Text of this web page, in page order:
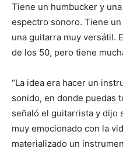
Tiene un humbucker y
espectro sonoro. Tiene
una guitarra muy versátil.
de los 50, pero tiene
“La idea era hacer un
sonido, en donde puedas
señaló el guitarrista y dijo
muy emocionado con la
materializado un